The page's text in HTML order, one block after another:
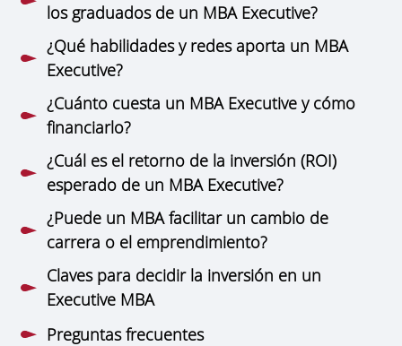
los graduados de un MBA Executive?
¿Qué habilidades y redes aporta un MBA
Executive?
¿Cuánto cuesta un MBA Executive y cómo
financiarlo?
¿Cuál es el retorno de la inversión (ROI)
esperado de un MBA Executive?
¿Puede un MBA facilitar un cambio de
carrera o el emprendimiento?
Claves para decidir la inversión en un
Executive MBA
Preguntas frecuentes